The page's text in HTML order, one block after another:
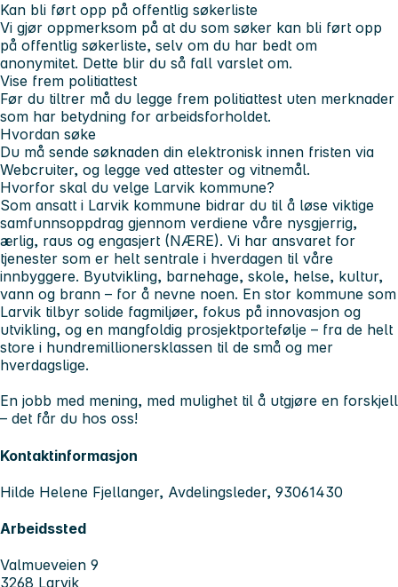
Kan bli ført opp på offentlig søkerliste
Vi gjør oppmerksom på at du som søker kan bli ført opp
på offentlig søkerliste, selv om du har bedt om
anonymitet. Dette blir du så fall varslet om.
Vise frem politiattest
Før du tiltrer må du legge frem politiattest uten merknader
som har betydning for arbeidsforholdet.
Hvordan søke
Du må sende søknaden din elektronisk innen fristen via
Webcruiter, og legge ved attester og vitnemål.
Hvorfor skal du velge Larvik kommune?
Som ansatt i Larvik kommune bidrar du til å løse viktige
samfunnsoppdrag gjennom verdiene våre nysgjerrig,
ærlig, raus og engasjert (NÆRE). Vi har ansvaret for
tjenester som er helt sentrale i hverdagen til våre
innbyggere. Byutvikling, barnehage, skole, helse, kultur,
vann og brann – for å nevne noen. En stor kommune som
Larvik tilbyr solide fagmiljøer, fokus på innovasjon og
utvikling, og en mangfoldig prosjektportefølje – fra de helt
store i hundremillionersklassen til de små og mer
hverdagslige.
En jobb med mening, med mulighet til å utgjøre en forskjell
– det får du hos oss!
Kontaktinformasjon
Hilde Helene Fjellanger, Avdelingsleder, 93061430
Arbeidssted
Valmueveien 9
3268 Larvik